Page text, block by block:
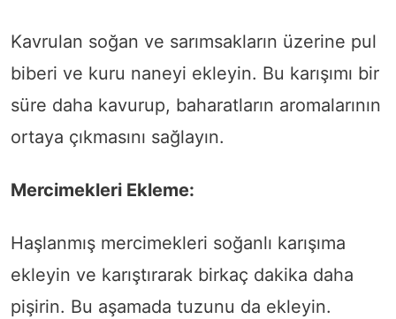
Kavrulan soğan ve sarımsakların üzerine pul
biberi ve kuru naneyi ekleyin. Bu karışımı bir
süre daha kavurup, baharatların aromalarının
ortaya çıkmasını sağlayın.
Mercimekleri Ekleme:
Haşlanmış mercimekleri soğanlı karışıma
ekleyin ve karıştırarak birkaç dakika daha
pişirin. Bu aşamada tuzunu da ekleyin.